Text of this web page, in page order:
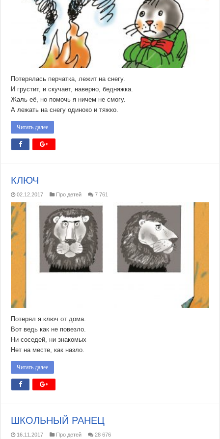
Потерялась перчатка, лежит на снегу.
И грустит, и скучает, наверно, бедняжка.
Жаль её, но помочь я ничем не смогу.
А лежать на снегу одиноко и тяжко.
Читать далее
КЛЮЧ
02.12.2017 Про детей 7 761
Потерял я ключ от дома.
Вот ведь как не повезло.
Ни соседей, ни знакомых
Нет на месте, как назло.
Читать далее
ШКОЛЬНЫЙ РАНЕЦ
16.11.2017 Про детей 28 676